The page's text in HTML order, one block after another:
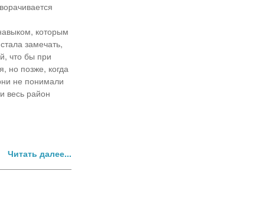
которым
замечать,
что бы при
но позже, когда
не понимали
весь район
Читать далее...